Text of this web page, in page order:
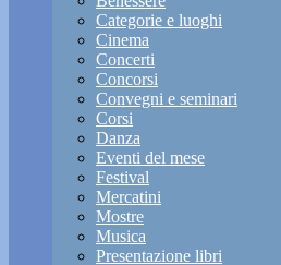
Categorie e luoghi
Cinema
Concerti
Concorsi
Convegni e seminari
Corsi
Danza
Eventi del mese
Festival
Mercatini
Mostre
Musica
Presentazione libri